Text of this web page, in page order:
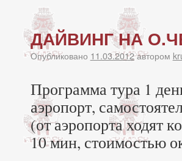
ДАЙВИНГ НА
Опубликовано 11.03.2012автором
Программа тура 1
аэропорт,
(от аэропорта ходят
10 мин, стоимостью